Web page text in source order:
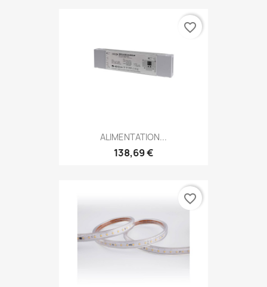
ALIMENTATION...
138,69 €
favorite_border
favorite_border